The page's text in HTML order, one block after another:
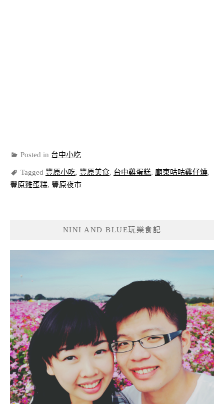
Posted in 台中小吃
Tagged 豐原小吃, 豐原美食, 台中雞蛋糕, 廟東咕咕雞仔燒,
豐原雞蛋糕, 豐原夜市
NINI AND BLUE玩樂食記